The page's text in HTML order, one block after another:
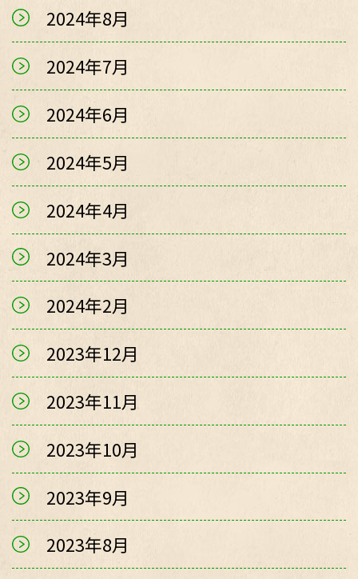
2024年8月
2024年7月
2024年6月
2024年5月
2024年4月
2024年3月
2024年2月
2023年12月
2023年11月
2023年10月
2023年9月
2023年8月